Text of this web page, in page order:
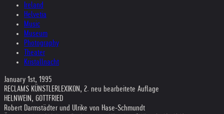
Ireland
Helvetia
Music
Museum
Photography
Theater
Kristallnacht
January 1st, 1995
RECLAMS KÜNSTLERLEXIKON, 2. neu bearbeitete Auflage
HELNWEIN, GOTTFRIED
Robert Darmstädter und Ulrike von Hase-Schmundt